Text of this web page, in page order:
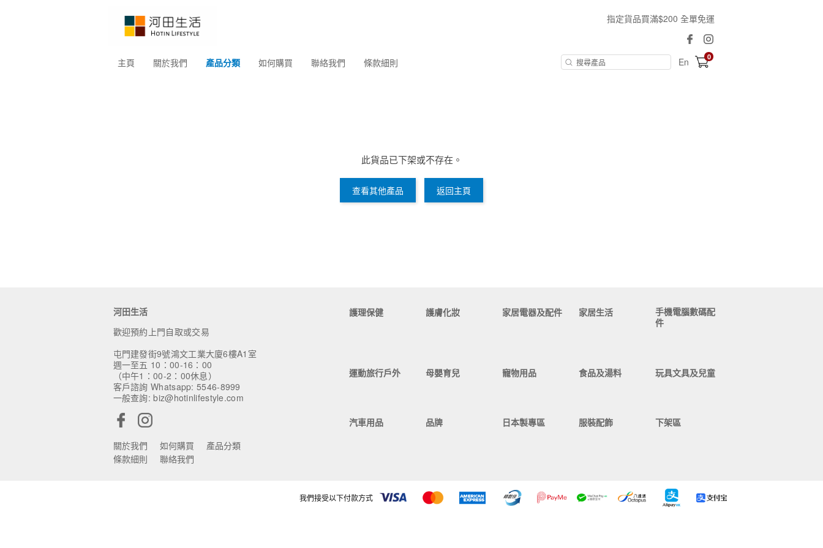
指定貨品買滿$200 全單免運
主頁 關於我們 產品分類 如何購買 聯絡我們 條款細則 En 0
此貨品已下架或不存在。
查看其他產品 返回主頁
河田生活
歡迎預約上門自取或交易
屯門建發街9號鴻文工業大廈6樓A1室
週一至五 10：00-16：00
（中午1：00-2：00休息）
客戶諮詢 Whatsapp: 5546-8999
一般查詢: biz@hotinlifestyle.com
關於我們 如何購買
產品分類
條款細則
聯絡我們
護理保健 護膚化妝 家居電器及配件 家居生活
手機電腦數碼配
件
運動旅行戶外 母嬰育兒 寵物用品 食品及湯料 玩具文具及兒童
汽車用品 品牌 日本製專區 服裝配飾 下架區
我們接受以下付款方式